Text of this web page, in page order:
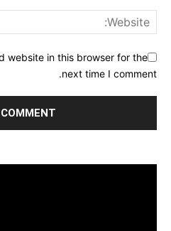
website in this browser for the
next time I comment.